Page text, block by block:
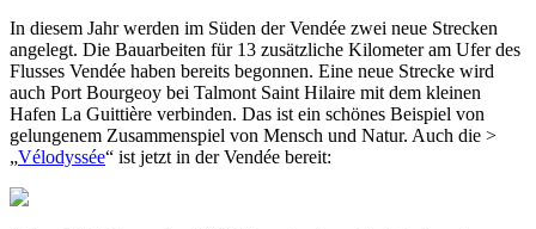
In diesem Jahr werden im Süden der Vendée zwei neue Strecken
angelegt. Die Bauarbeiten für 13 zusätzliche Kilometer am Ufer des
Flusses Vendée haben bereits begonnen. Eine neue Strecke wird
auch Port Bourgeoy bei Talmont Saint Hilaire mit dem kleinen
Hafen La Guittière verbinden. Das ist ein schönes Beispiel von
gelungenem Zusammenspiel von Mensch und Natur. Auch die >
„Vélodyssée“ ist jetzt in der Vendée bereit: